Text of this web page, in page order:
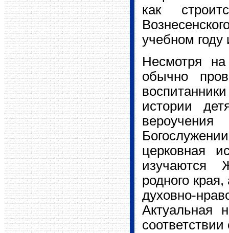
как
учебном году
Несмотря
обычно
истории
церковная
изучаются
родного
духовно-
Актуальная